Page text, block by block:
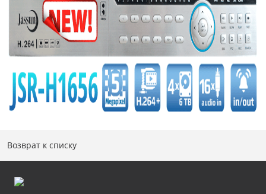
Возврат к списку